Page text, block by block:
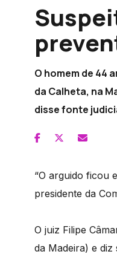
O homem de 44
da Calheta, na
disse fonte
“O arguido ficou
presidente da
O juiz Filipe
da Madeira) e diz